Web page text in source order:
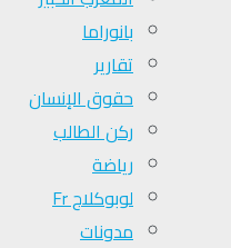
بانوراما
تقارير
حقوق الإنسان
ركن الطالب
رياضة
لوبوكلاج Fr
مدونات